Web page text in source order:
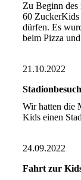
Zu Beginn des
60 ZuckerKids
dürfen. Es
beim Pizza
21.10.2022
Wir hatten die
Kids einen
24.09.2022
Fahrt zur